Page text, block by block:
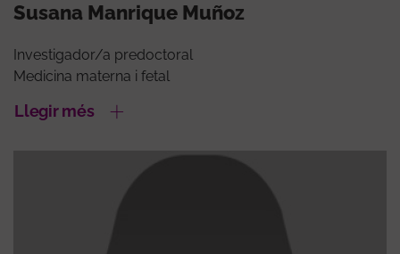
Susana Manrique Muñoz
Investigador/a predoctoral
Medicina materna i fetal
Llegir més